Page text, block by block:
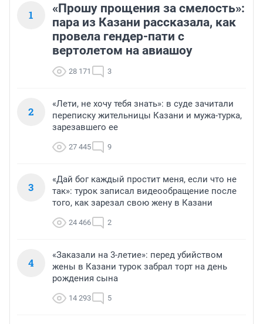
1
«Прошу прощения за смелость»:
пара из Казани рассказала, как
провела гендер-пати с
вертолетом на авиашоу
28 171 3
2
«Лети, не хочу тебя знать»: в суде зачитали
переписку жительницы Казани и мужа-турка,
зарезавшего ее
27 445 9
3
«Дай бог каждый простит меня, если что не
так»: турок записал видеообращение после
того, как зарезал свою жену в Казани
24 466 2
4
«Заказали на 3-летие»: перед убийством
жены в Казани турок забрал торт на день
рождения сына
14 293 5